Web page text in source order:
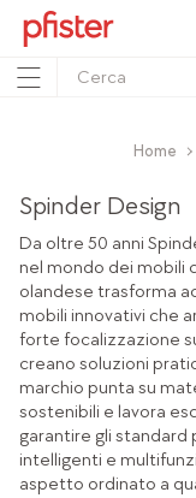
Home
Spinder Design
Da oltre 50 anni
nel mondo dei mobili
olandese trasforma
mobili innovativi che
forte focalizzazione
creano soluzioni
marchio punta su
sostenibili e lavora
garantire gli standard
intelligenti e
aspetto ordinato a